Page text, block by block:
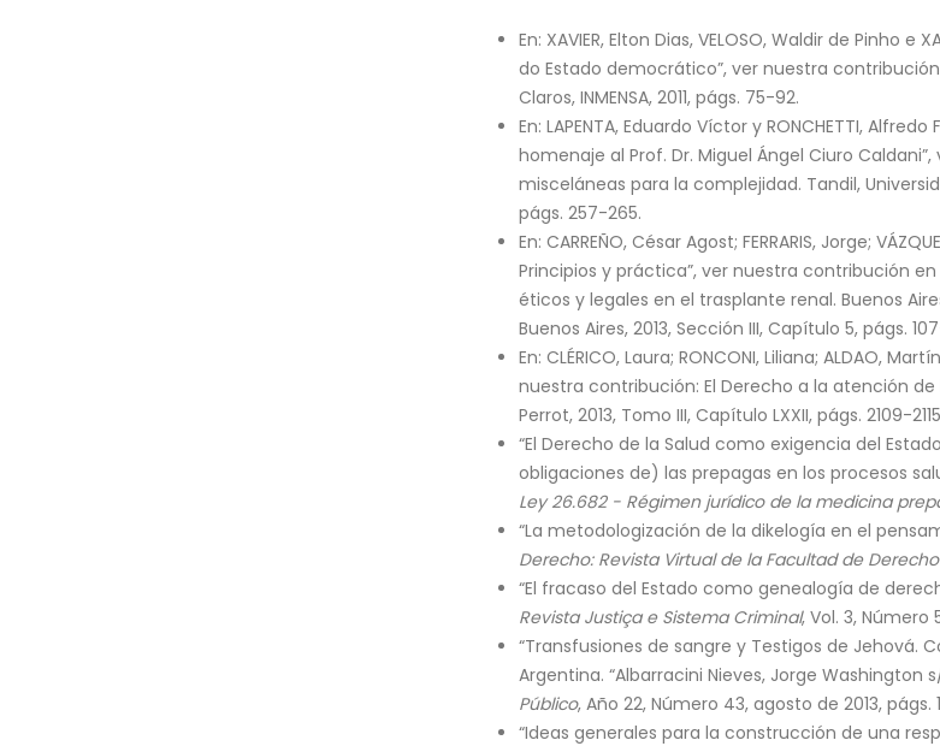
En: XAVIER, Elton Dias, VELOSO, Waldir de Pinho
do Estado democrático”, ver nuestra
Claros, INMENSA, 2011, págs. 75-92.
En: LAPENTA, Eduardo Víctor y RONCHETTI,
homenaje al Prof. Dr. Miguel Ángel Ciuro
misceláneas para la complejidad. Tandil,
págs. 257-265.
En: CARREÑO, César Agost; FERRARIS, Jorge;
Principios y práctica”, ver nuestra contribución
éticos y legales en el trasplante renal. Buenos
Buenos Aires, 2013, Sección III, Capítulo 5, págs.
En: CLÉRICO, Laura; RONCONI, Liliana; ALDAO,
nuestra contribución: El Derecho a la atención
Perrot, 2013, Tomo III, Capítulo LXXII, págs. 2109-
“El Derecho de la Salud como exigencia del
obligaciones de) las prepagas en los procesos
Ley 26.682 - Régimen jurídico de la medicina
“La metodologización de la dikelogía en el
Derecho: Revista Virtual de la Facultad de Derecho
“El fracaso del Estado como genealogía de
Revista Justiça e Sistema Criminal, Vol. 3, Número
“Transfusiones de sangre y Testigos de Jehová.
Argentina. “Albarracini Nieves, Jorge Washington
Público, Año 22, Número 43, agosto de 2013, págs.
“Ideas generales para la construcción de una